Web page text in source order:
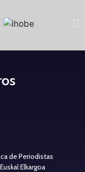
de Periodistas
Elkargoa